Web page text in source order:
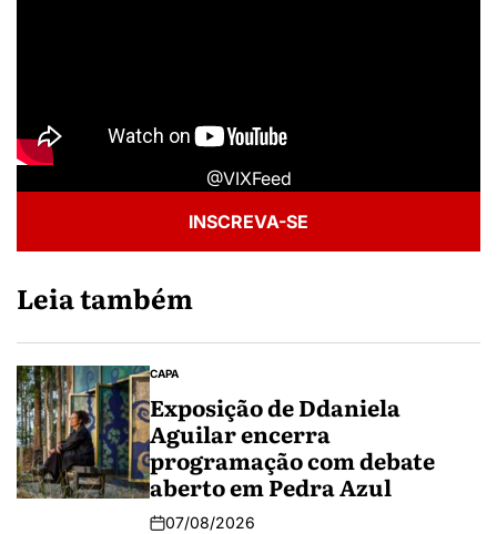
@VIXFeed
INSCREVA-SE
Leia também
CAPA
Exposição de Ddaniela
Aguilar encerra
programação com debate
aberto em Pedra Azul
07/08/2026